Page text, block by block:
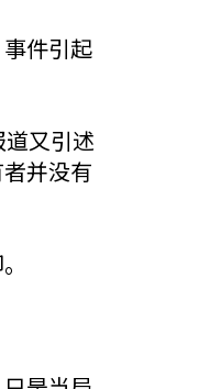
件引起
又引述
并没有